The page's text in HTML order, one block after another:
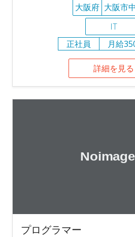
大阪府 大阪市
IT
正社員
月給
詳細を見る
プログラマー